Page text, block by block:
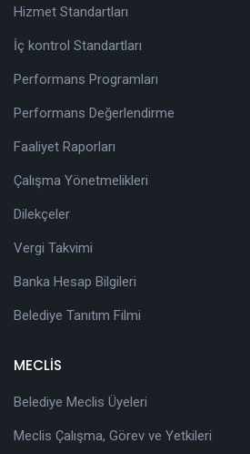
Hizmet Standartları
İç kontrol Standartları
Performans Programları
Performans Değerlendirme
Faaliyet Raporları
Çalışma Yönetmelikleri
Dilekçeler
Vergi Takvimi
Banka Hesap Bilgileri
Belediye Tanıtım Filmi
MECLİS
Belediye Meclis Üyeleri
Meclis Çalışma, Görev ve Yetkileri